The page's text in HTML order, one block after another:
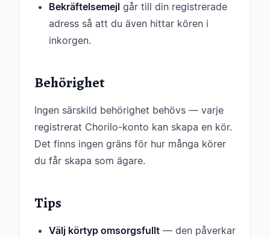
Bekräftelsemejl går till din registrerade
adress så att du även hittar kören i
inkorgen.
Behörighet
Ingen särskild behörighet behövs — varje
registrerat Chorilo-konto kan skapa en kör.
Det finns ingen gräns för hur många körer
du får skapa som ägare.
Tips
Välj körtyp omsorgsfullt — den påverkar